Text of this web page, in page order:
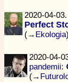
2020-04-03.
Perfect
(→ Ekologia)
2020-04-
pandemii:
(→